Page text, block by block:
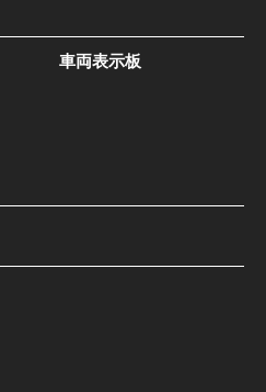
車両表示板